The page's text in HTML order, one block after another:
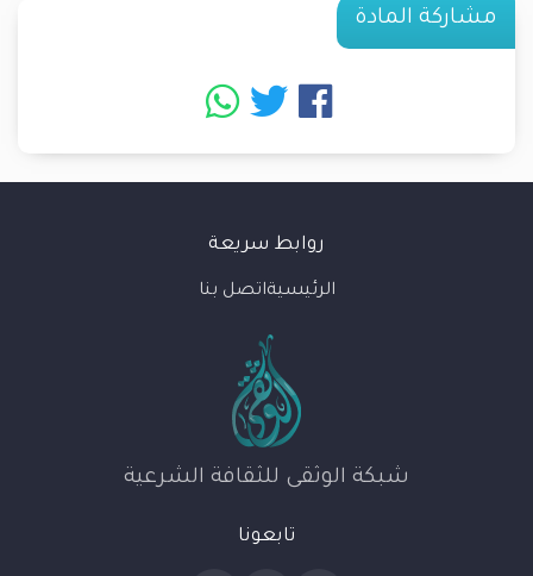
مشاركة المادة
روابط سريعة
الرئيسيةاتصل بنا
شبكة الوثقى للثقافة الشرعية
تابعونا